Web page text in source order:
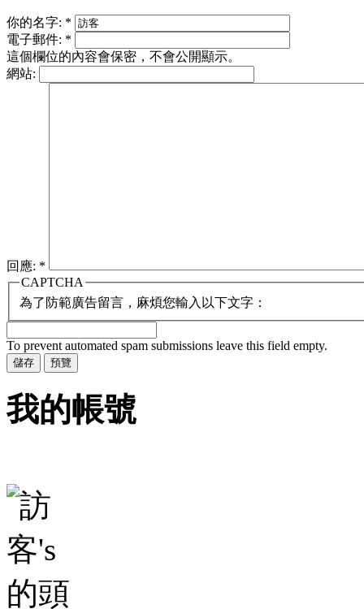
你的名字: *
電子郵件: *
這個欄位的內容會保密，不會公開顯示。
網站:
回應: *
CAPTCHA
為了防範廣告留言，麻煩您輸入以下文字：
To prevent automated spam submissions leave this field empty.
我的帳號